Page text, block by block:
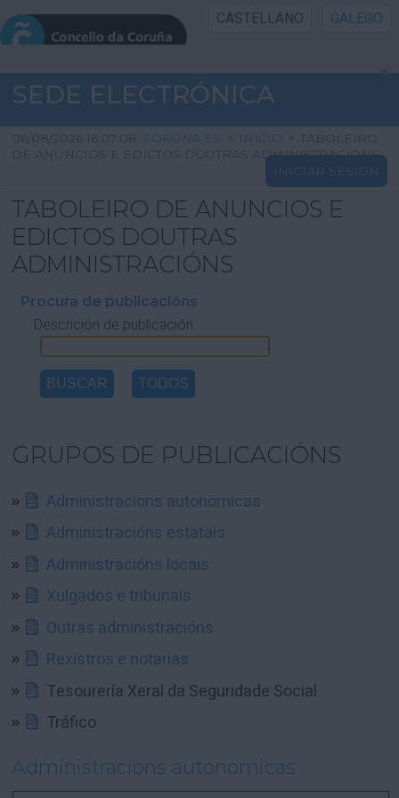
CASTELLANO GALEGO
INICIO SEDE
INICIO
INFORMACIÓN PÚBLICA
CARTAFOL CIDADÁN
UTILIDADES
AXUDA
SEDE ELECTRÓNICA
06/08/2026 16:07:08 CORUNA.ES > INICIO > TABOLEIRO
DE ANUNCIOS E EDICTOS DOUTRAS ADMINISTRACIÓNS
INICIAR SESIÓN
TABOLEIRO DE ANUNCIOS E
EDICTOS DOUTRAS
ADMINISTRACIÓNS
Procura de publicacións
Descrición de publicación
GRUPOS DE PUBLICACIÓNS
Administracions autonomicas
Administracións estatais
Administracións locais
Xulgados e tribunais
Outras administracións
Rexistros e notarías
Tesourería Xeral da Seguridade Social
Tráfico
Administracions autonomicas